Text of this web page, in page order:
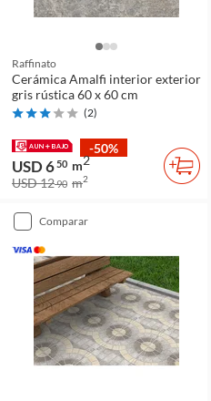
Raffinato
Cerámica Amalfi interior exterior
gris rústica 60 x 60 cm
(2)
-50%
USD 650 m2
USD 1290 m2
comparar